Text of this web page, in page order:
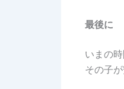
最後に
いまの
その子